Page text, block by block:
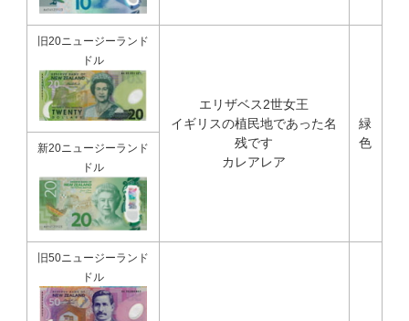
旧20ニュージーランド
ドル
エリザベス2世女王
イギリスの植民地であった名
残です
カレアレア
緑
色
新20ニュージーランド
ドル
旧50ニュージーランド
ドル